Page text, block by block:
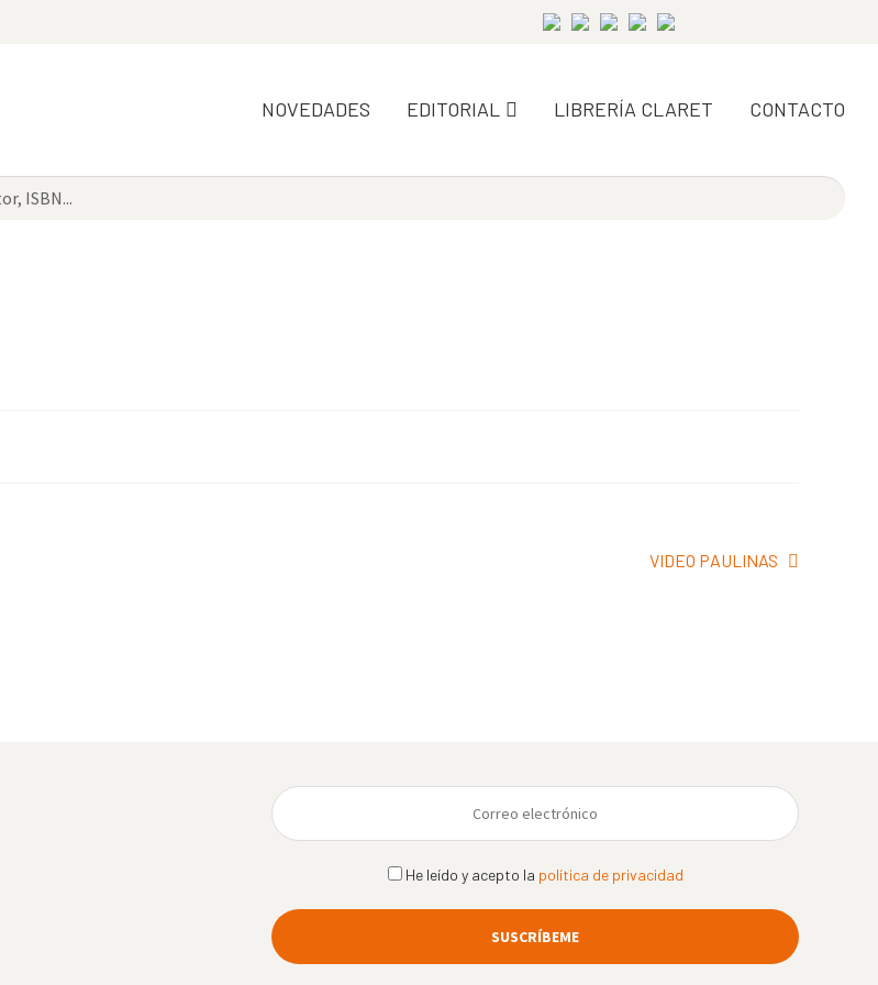
NOVEDADES EDITORIAL LIBRERÍA CLARET CONTACTO
Siguiente:
VIDEO PAULINAS
He leído y acepto la política de privacidad